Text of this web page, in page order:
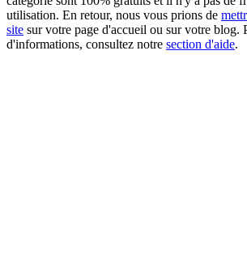
utilisation. En retour, nous vous prions de
site sur votre page d'accueil ou sur votre blog.
d'informations, consultez notre section d'aide.